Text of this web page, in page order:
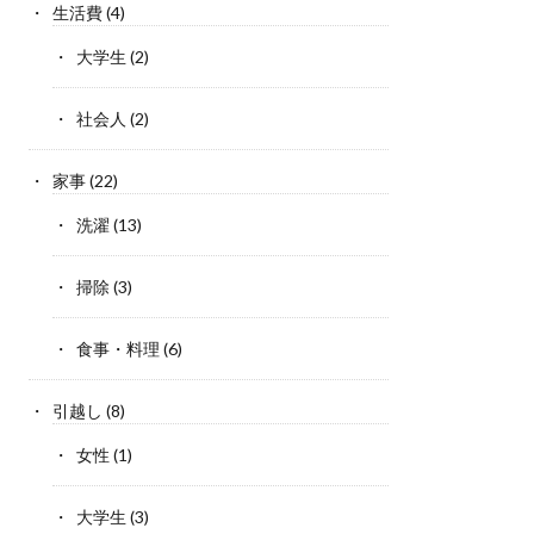
生活費(4)
大学生 (2)
社会人 (2)
家事(22)
洗濯 (13)
掃除 (3)
食事・料理 (6)
引越し (8)
女性 (1)
大学生 (3)